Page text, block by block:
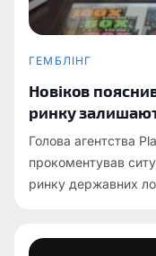
ГЕМБЛІНГ
Новіков
ринку
Голова агентства
прокоментував
ринку державних